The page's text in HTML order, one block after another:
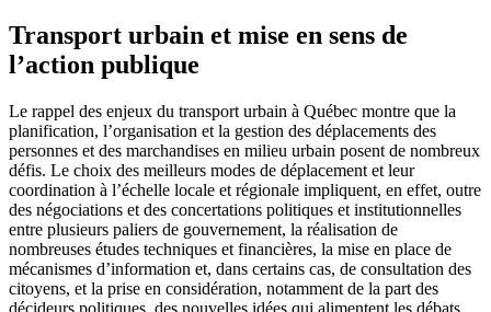
Transport urbain et mise en sens de
l’action publique
Le rappel des enjeux du transport urbain à Québec montre que la
planification, l’organisation et la gestion des déplacements des
personnes et des marchandises en milieu urbain posent de nombreux
défis. Le choix des meilleurs modes de déplacement et leur
coordination à l’échelle locale et régionale impliquent, en effet, outre
des négociations et des concertations politiques et institutionnelles
entre plusieurs paliers de gouvernement, la réalisation de
nombreuses études techniques et financières, la mise en place de
mécanismes d’information et, dans certains cas, de consultation des
citoyens, et la prise en considération, notamment de la part des